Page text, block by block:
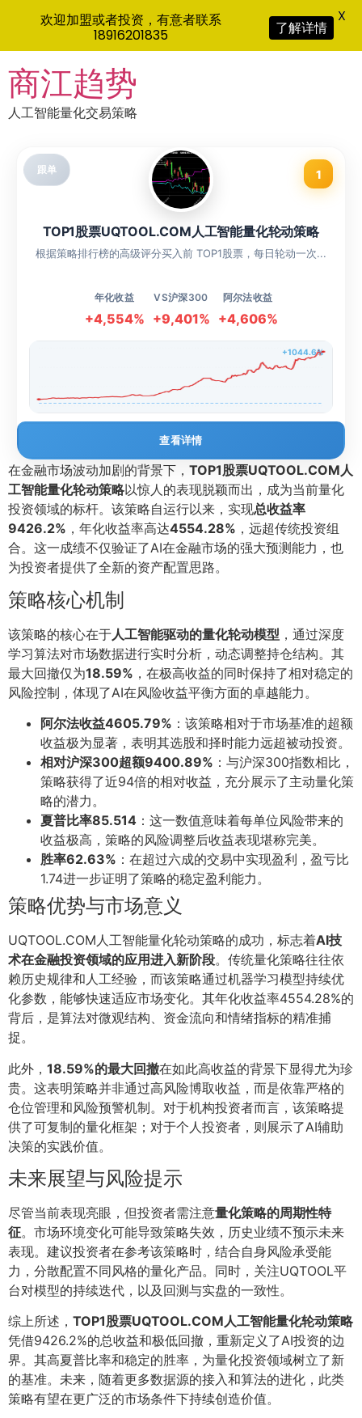
to
content
商江趋势
人工智能量化交易策略
跟单 1
TOP1股票UQTOOL.COM人工智能量化轮动策略
根据策略排行榜的高级评分买入前 TOP1股票，每日轮动一次...
年化收益
+4,554%
VS沪深300
+9,401%
阿尔法收益
+4,606%
+1044.6%
查看详情
在金融市场波动加剧的背景下， TOP1股票UQTOOL.COM人
工智能量化轮动策略以惊人的表现脱颖而出，成为当前量化
投资领域的标杆。该策略自运行以来，实现总收益率
9426.2% ，年化收益率高达4554.28% ，远超传统投资组
合。这一成绩不仅验证了AI在金融市场的强大预测能力，也
为投资者提供了全新的资产配置思路。
策略核心机制
该策略的核心在于人工智能驱动的量化轮动模型 ，通过深度
学习算法对市场数据进行实时分析，动态调整持仓结构。其
最大回撤仅为18.59% ，在极高收益的同时保持了相对稳定的
风险控制，体现了AI在风险收益平衡方面的卓越能力。
阿尔法收益4605.79% ：该策略相对于市场基准的超额
收益极为显著，表明其选股和择时能力远超被动投资。
相对沪深300超额9400.89% ：与沪深300指数相比，
策略获得了近94倍的相对收益，充分展示了主动量化策
略的潜力。
夏普比率85.514 ：这一数值意味着每单位风险带来的
收益极高，策略的风险调整后收益表现堪称完美。
胜率62.63% ：在超过六成的交易中实现盈利，盈亏比
1.74进一步证明了策略的稳定盈利能力。
策略优势与市场意义
UQTOOL.COM人工智能量化轮动策略的成功，标志着AI技
术在金融投资领域的应用进入新阶段。传统量化策略往往依
赖历史规律和人工经验，而该策略通过机器学习模型持续优
化参数，能够快速适应市场变化。其年化收益率4554.28%的
背后，是算法对微观结构、资金流向和情绪指标的精准捕
捉。
此外， 18.59%的最大回撤在如此高收益的背景下显得尤为珍
贵。这表明策略并非通过高风险博取收益，而是依靠严格的
仓位管理和风险预警机制。对于机构投资者而言，该策略提
供了可复制的量化框架；对于个人投资者，则展示了AI辅助
决策的实践价值。
未来展望与风险提示
尽管当前表现亮眼，但投资者需注意量化策略的周期性特
征。市场环境变化可能导致策略失效，历史业绩不预示未来
表现。建议投资者在参考该策略时，结合自身风险承受能
力，分散配置不同风格的量化产品。同时，关注UQTOOL平
台对模型的持续迭代，以及回测与实盘的一致性。
综上所述， TOP1股票UQTOOL.COM人工智能量化轮动策略
凭借9426.2%的总收益和极低回撤，重新定义了AI投资的边
界。其高夏普比率和稳定的胜率，为量化投资领域树立了新
的基准。未来，随着更多数据源的接入和算法的进化，此类
策略有望在更广泛的市场条件下持续创造价值。
欢迎加盟或者投资，有意者联系
18916201835
了解详情
X